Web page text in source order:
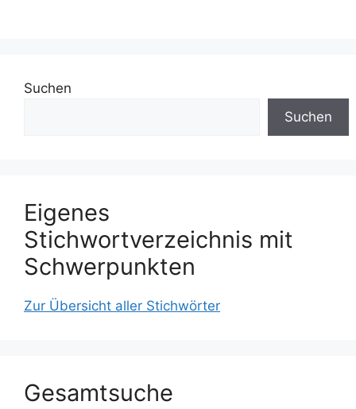
Suchen
Suchen
Eigenes
Stichwortverzeichnis mit
Schwerpunkten
Zur Übersicht aller Stichwörter
Gesamtsuche